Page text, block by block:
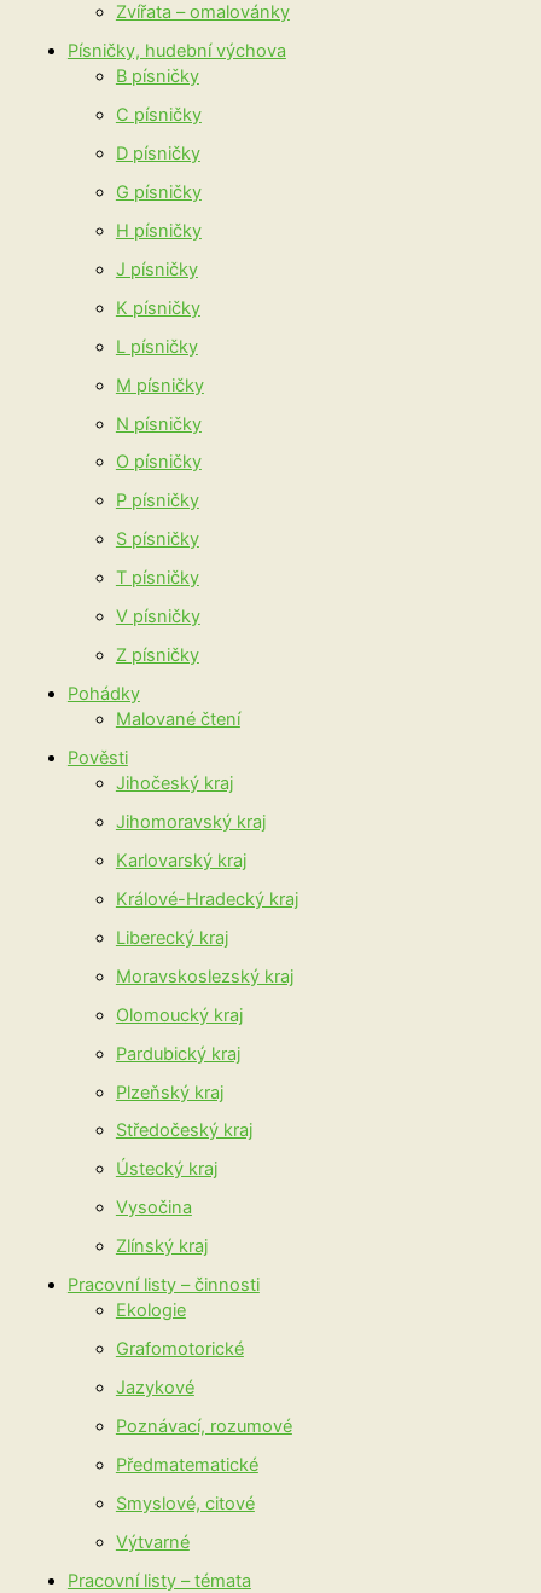
Zvířata – omalovánky
Písničky, hudební výchova
B písničky
C písničky
D písničky
G písničky
H písničky
J písničky
K písničky
L písničky
M písničky
N písničky
O písničky
P písničky
S písničky
T písničky
V písničky
Z písničky
Pohádky
Malované čtení
Pověsti
Jihočeský kraj
Jihomoravský kraj
Karlovarský kraj
Králové-Hradecký kraj
Liberecký kraj
Moravskoslezský kraj
Olomoucký kraj
Pardubický kraj
Plzeňský kraj
Středočeský kraj
Ústecký kraj
Vysočina
Zlínský kraj
Pracovní listy – činnosti
Ekologie
Grafomotorické
Jazykové
Poznávací, rozumové
Předmatematické
Smyslové, citové
Výtvarné
Pracovní listy – témata